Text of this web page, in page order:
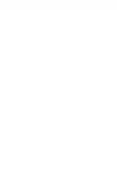
Máte radi anjela
štýlom, a tak odomknete
Plavte sa davmi, dupajte
elít, strašidelných
ZOMBIE TANKu, prajete